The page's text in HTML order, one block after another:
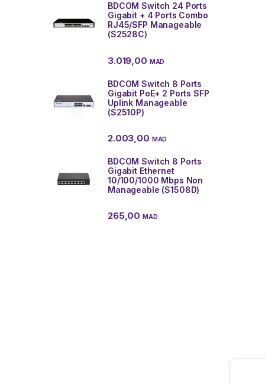
BDCOM Switch 24 Ports
Gigabit + 4 Ports Combo
RJ45/SFP Manageable
(S2528C)
3.019,00 MAD
BDCOM Switch 8 Ports
Gigabit PoE+ 2 Ports SFP
Uplink Manageable
(S2510P)
2.003,00 MAD
BDCOM Switch 8 Ports
Gigabit Ethernet
10/100/1000 Mbps Non
Manageable (S1508D)
265,00MAD